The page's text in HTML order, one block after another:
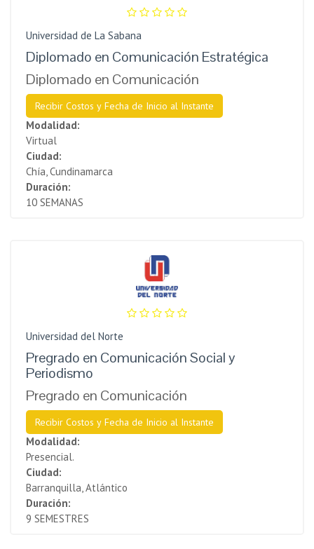
Universidad de La Sabana
Diplomado en Comunicación Estratégica
Diplomado en Comunicación
Recibir Costos y Fecha de Inicio al Instante
Modalidad:
Virtual
Ciudad:
Chía, Cundinamarca
Duración:
10 SEMANAS
Universidad del Norte
Pregrado en Comunicación Social y
Periodismo
Pregrado en Comunicación
Recibir Costos y Fecha de Inicio al Instante
Modalidad:
Presencial.
Ciudad:
Barranquilla, Atlántico
Duración:
9 SEMESTRES